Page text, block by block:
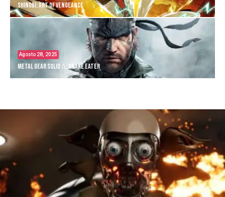
Shinobi: Art of Vengeance
Agosto 28, 2025
Metal Gear Solid Δ: Snake Eater